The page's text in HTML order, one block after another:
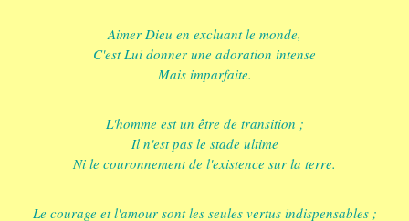
Aimer Dieu en excluant le monde,
C'est Lui donner une adoration intense
Mais imparfaite.
L'homme est un être de transition ;
Il n'est pas le stade ultime
Ni le couronnement de l'existence sur la terre.
Le courage et l'amour sont les seules vertus indispensables ;